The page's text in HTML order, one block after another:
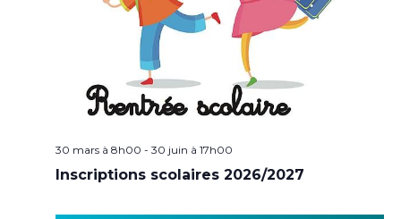
30 mars à 8h00 - 30 juin à 17h00
Inscriptions scolaires 2026/2027